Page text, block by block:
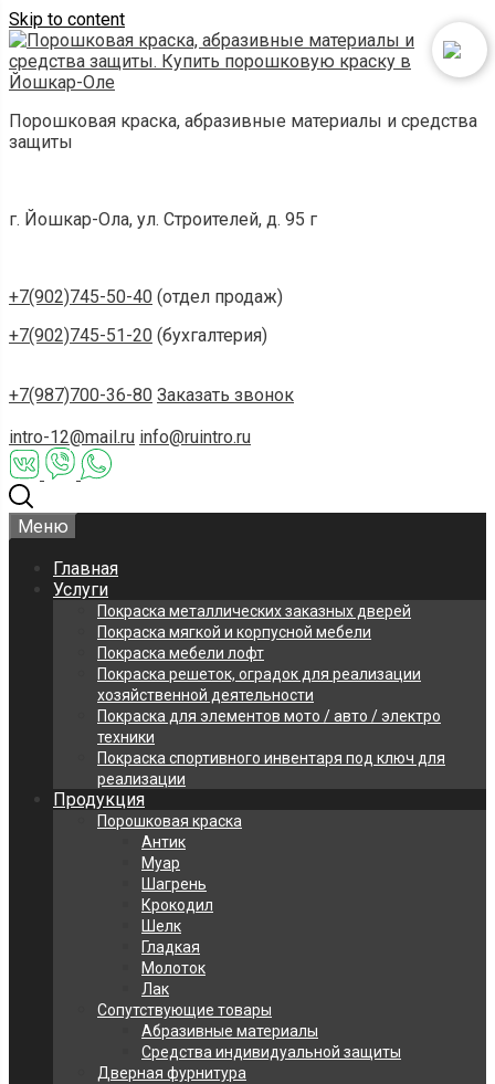
Skip to content
Порошковая краска, абразивные материалы и средства
защиты
г. Йошкар-Ола, ул. Строителей, д. 95 г
+7(902)745-50-40 (отдел продаж)
+7(902)745-51-20 (бухгалтерия)
+7(987)700-36-80 Заказать звонок
intro-12@mail.ru info@ruintro.ru
Меню
Главная
Услуги
Покраска металлических заказных дверей
Покраска мягкой и корпусной мебели
Покраска мебели лофт
Покраска решеток, оградок для реализации
хозяйственной деятельности
Покраска для элементов мото / авто / электро
техники
Покраска спортивного инвентаря под ключ для
реализации
Продукция
Порошковая краска
Антик
Муар
Шагрень
Крокодил
Шелк
Гладкая
Молоток
Лак
Сопутствующие товары
Абразивные материалы
Средства индивидуальной защиты
Дверная фурнитура